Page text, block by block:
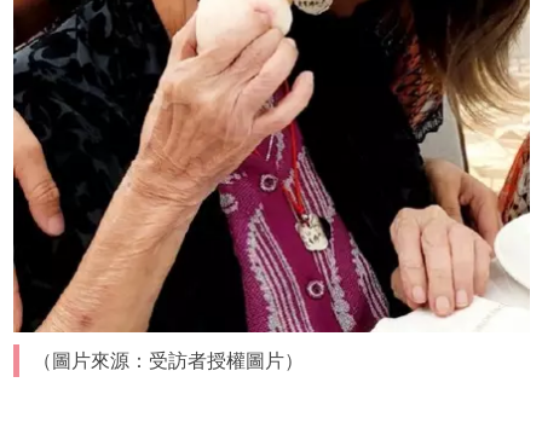
（圖片來源：受訪者授權圖片）